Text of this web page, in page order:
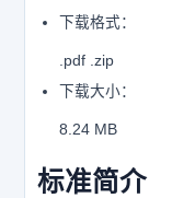
下载格式：
.pdf .zip
下载大小：
8.24 MB
标准简介